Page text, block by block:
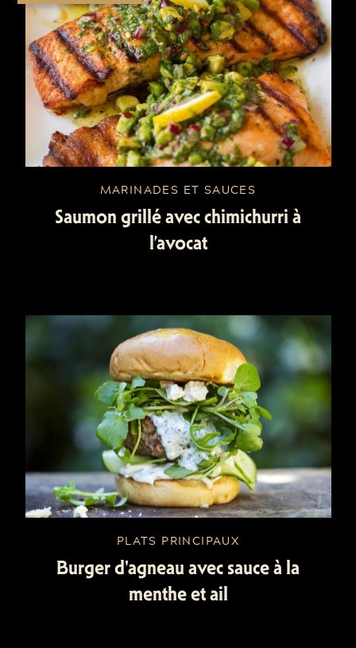
MARINADES ET SAUCES
Saumon grillé avec chimichurri à
l’avocat
PLATS PRINCIPAUX
Burger d'agneau avec sauce à la
menthe et ail